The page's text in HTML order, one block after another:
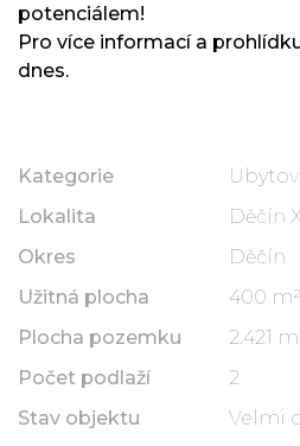
potenciálem!
Pro více informací a
dnes.
Kategorie
Lokalita
Děčín
Okres
Děčín
Užitná plocha
400 m²
Plocha pozemku
2.421
Počet podlaží
2
Stav objektu
Velmi